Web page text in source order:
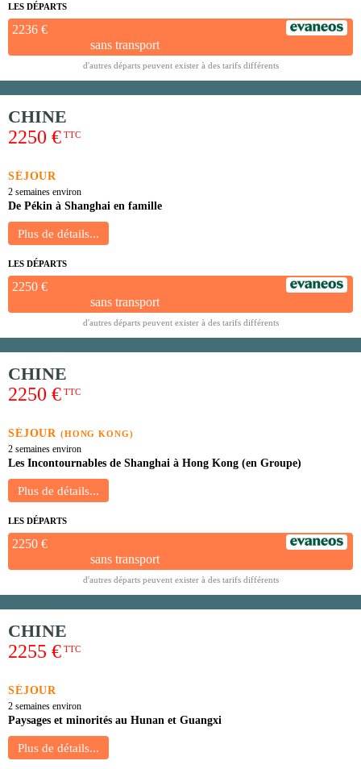
LES DÉPARTS
2236 €
sans transport
d'autres départs peuvent exister à des tarifs différents
CHINE
2250 € TTC
SÉJOUR
2 semaines environ
De Pékin à Shanghai en famille
LES DÉPARTS
2250 €
sans transport
d'autres départs peuvent exister à des tarifs différents
CHINE
2250 € TTC
SÉJOUR (HONG KONG)
2 semaines environ
Les Incontournables de Shanghai à Hong Kong (en Groupe)
LES DÉPARTS
2250 €
sans transport
d'autres départs peuvent exister à des tarifs différents
CHINE
2255 € TTC
SÉJOUR
2 semaines environ
Paysages et minorités au Hunan et Guangxi